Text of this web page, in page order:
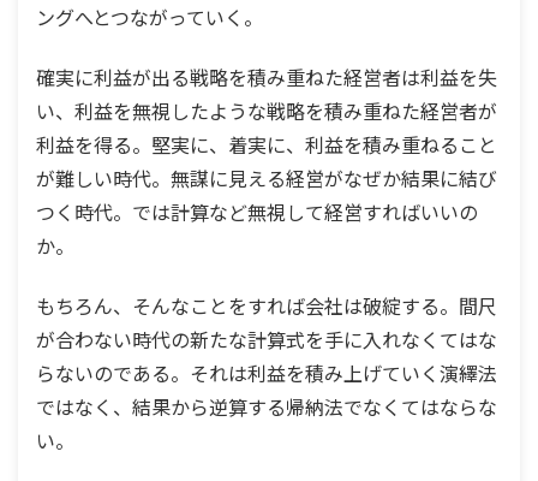
ングへとつながっていく。
確実に利益が出る戦略を積み重ねた経営者は利益を失
い、利益を無視したような戦略を積み重ねた経営者が
利益を得る。堅実に、着実に、利益を積み重ねること
が難しい時代。無謀に見える経営がなぜか結果に結び
つく時代。では計算など無視して経営すればいいの
か。
もちろん、そんなことをすれば会社は破綻する。間尺
が合わない時代の新たな計算式を手に入れなくてはな
らないのである。それは利益を積み上げていく演繹法
ではなく、結果から逆算する帰納法でなくてはならな
い。